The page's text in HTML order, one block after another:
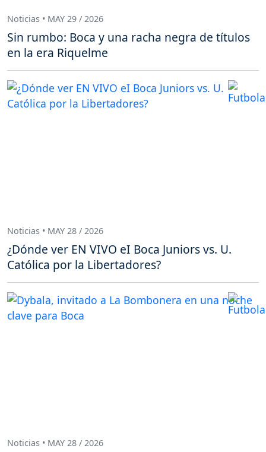
Noticias • MAY 29 / 2026
Sin rumbo: Boca y una racha negra de títulos
en la era Riquelme
Noticias • MAY 28 / 2026
¿Dónde ver EN VIVO eI Boca Juniors vs. U.
Católica por la Libertadores?
Noticias • MAY 28 / 2026